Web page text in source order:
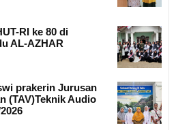
RI ke 80 di
AL-AZHAR
prakerin Jurusan
(TAV)Teknik Audio